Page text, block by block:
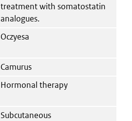
treatment with somatostatin
analogues.
Oczyesa
Camurus
Hormonal therapy
Subcutaneous